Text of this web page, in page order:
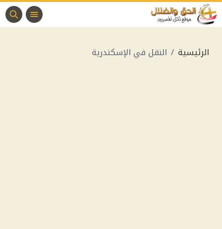
الرئيسية النقل في الإسكندرية